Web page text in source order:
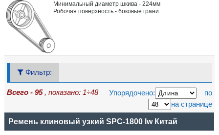
Минимальный диаметр шкива - 224мм
Робочая поверхность - боковые грани.
Фильтр:
Всего - 95 , показано: 1÷48 Упорядочено:
по
на странице
Маркировка
Ремень клиновый узкий SPC-1800 lw Китай